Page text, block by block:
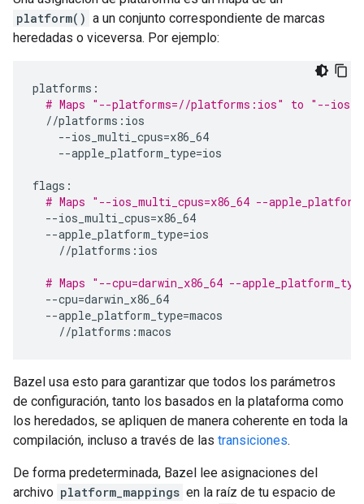
platform() a un conjunto correspondiente de marcas
heredadas o viceversa. Por ejemplo:
platforms :
# Maps "--platforms=//platforms:ios" to "--
//platforms : ios
--ios_multi_cpus=x86_64
--apple_platform_type=ios
flags :
# Maps "--ios_multi_cpus=x86_64 --
--ios_multi_cpus=x86_64
--apple_platform_type=ios
//platforms : ios
# Maps "--cpu=darwin_x86_64 --
--cpu=darwin_x86_64
--apple_platform_type=macos
//platforms :macos
Bazel usa esto para garantizar que todos los parámetros
de configuración, tanto los basados en la plataforma como
los heredados, se apliquen de manera coherente en toda la
compilación, incluso a través de las transiciones.
De forma predeterminada, Bazel lee asignaciones del
archivo platform_mappings en la raíz de tu espacio de